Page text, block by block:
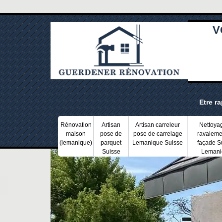
Etre
Rénovation
maison
(lemanique)
Artisan
pose de
parquet
Suisse
Artisan carreleur
pose de carrelage
Lemanique Suisse
façade